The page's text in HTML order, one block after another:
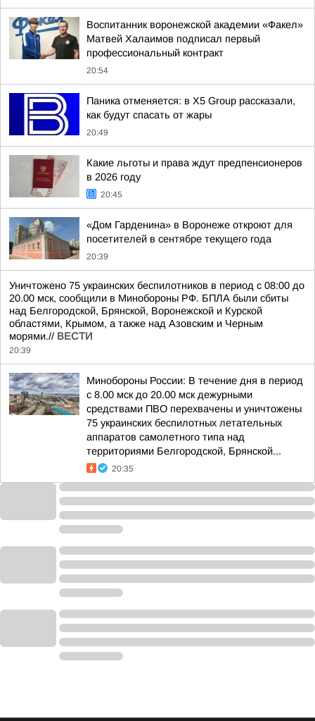
Воспитанник воронежской академии «Факел»
Матвей Халаимов подписал первый
профессиональный контракт
20:54
Паника отменяется: в X5 Group рассказали,
как будут спасать от жары
20:49
Какие льготы и права ждут предпенсионеров
в 2026 году
20:45
«Дом Гарденина» в Воронеже откроют для
посетителей в сентябре текущего года
20:39
Уничтожено 75 украинских беспилотников в период с 08:00 до
20.00 мск, сообщили в Минобороны РФ. БПЛА были сбиты
над Белгородской, Брянской, Воронежской и Курской
областями, Крымом, а также над Азовским и Черным
морями.// ВЕСТИ
20:39
Минобороны России: В течение дня в период
с 8.00 мск до 20.00 мск дежурными
средствами ПВО перехвачены и уничтожены
75 украинских беспилотных летательных
аппаратов самолетного типа над
территориями Белгородской, Брянской...
20:35